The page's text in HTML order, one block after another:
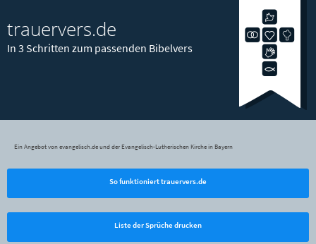
trauervers.de
In 3 Schritten zum passenden Bibelvers
Ein Angebot von evangelisch.de und der Evangelisch-Lutherischen Kirche in Bayern
So funktioniert trauervers.de
Liste der Sprüche drucken